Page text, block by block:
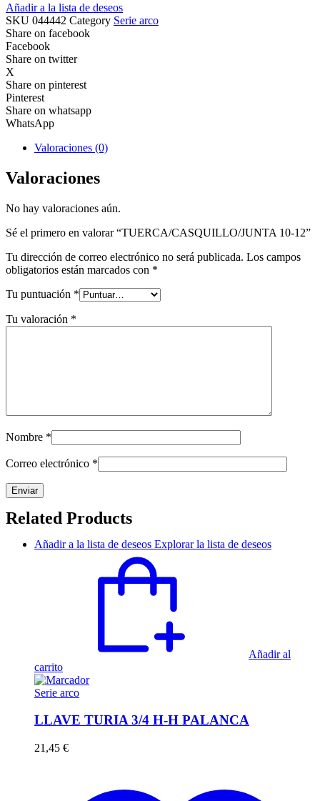
Añadir a la lista de deseos
SKU 044442 Category Serie arco
Share on facebook
Facebook
Share on twitter
X
Share on pinterest
Pinterest
Share on whatsapp
WhatsApp
Valoraciones (0)
Valoraciones
No hay valoraciones aún.
Sé el primero en valorar “TUERCA/CASQUILLO/JUNTA 10-12”
Tu dirección de correo electrónico no será publicada. Los campos
obligatorios están marcados con *
Tu puntuación *
Tu valoración *
Nombre *
Correo electrónico *
Related Products
Añadir a la lista de deseos Explorar la lista de deseos
Añadir al
carrito
Serie arco
LLAVE TURIA 3/4 H-H PALANCA
21,45 €